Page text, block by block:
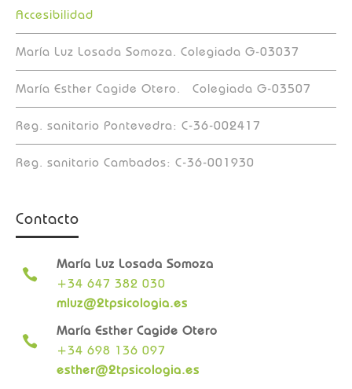
Accesibilidad
María Luz Losada Somoza. Colegiada G-03037
María Esther Cagide Otero. Colegiada G-03507
Reg. sanitario Pontevedra: C-36-002417
Reg. sanitario Cambados: C-36-001930
Contacto

María Luz Losada Somoza
+34 647 382 030
mluz@2tpsicologia.es

María Esther Cagide Otero
+34 698 136 097
esther@2tpsicologia.es